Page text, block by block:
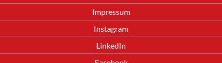
Impressum
Instagram
LinkedIn